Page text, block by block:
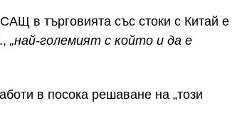
в търговията със стоки с Китай е
„най-големият с който и да е
в посока решаване на „този